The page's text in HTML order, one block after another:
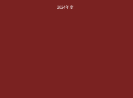
2024年度